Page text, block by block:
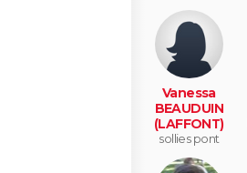
Vanessa
BEAUDUIN
(LAFFONT)
sollies pont